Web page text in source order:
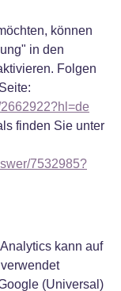
können
in den
Folgen
finden Sie unter
7532985?
kann auf
(Universal)